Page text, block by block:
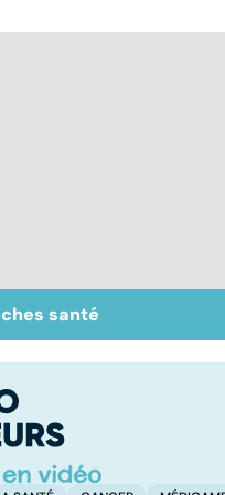
Suicide : prévenir le
passage à l'acte
santé